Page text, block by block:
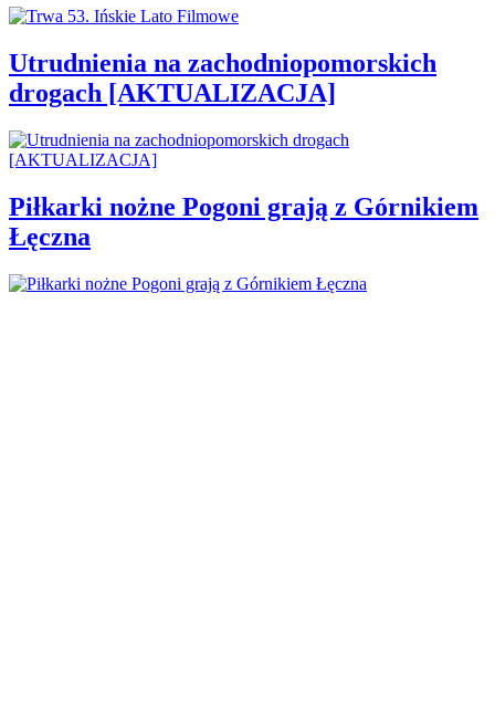
Utrudnienia na zachodniopomorskich
drogach [AKTUALIZACJA]
Piłkarki nożne Pogoni grają z Górnikiem
Łęczna